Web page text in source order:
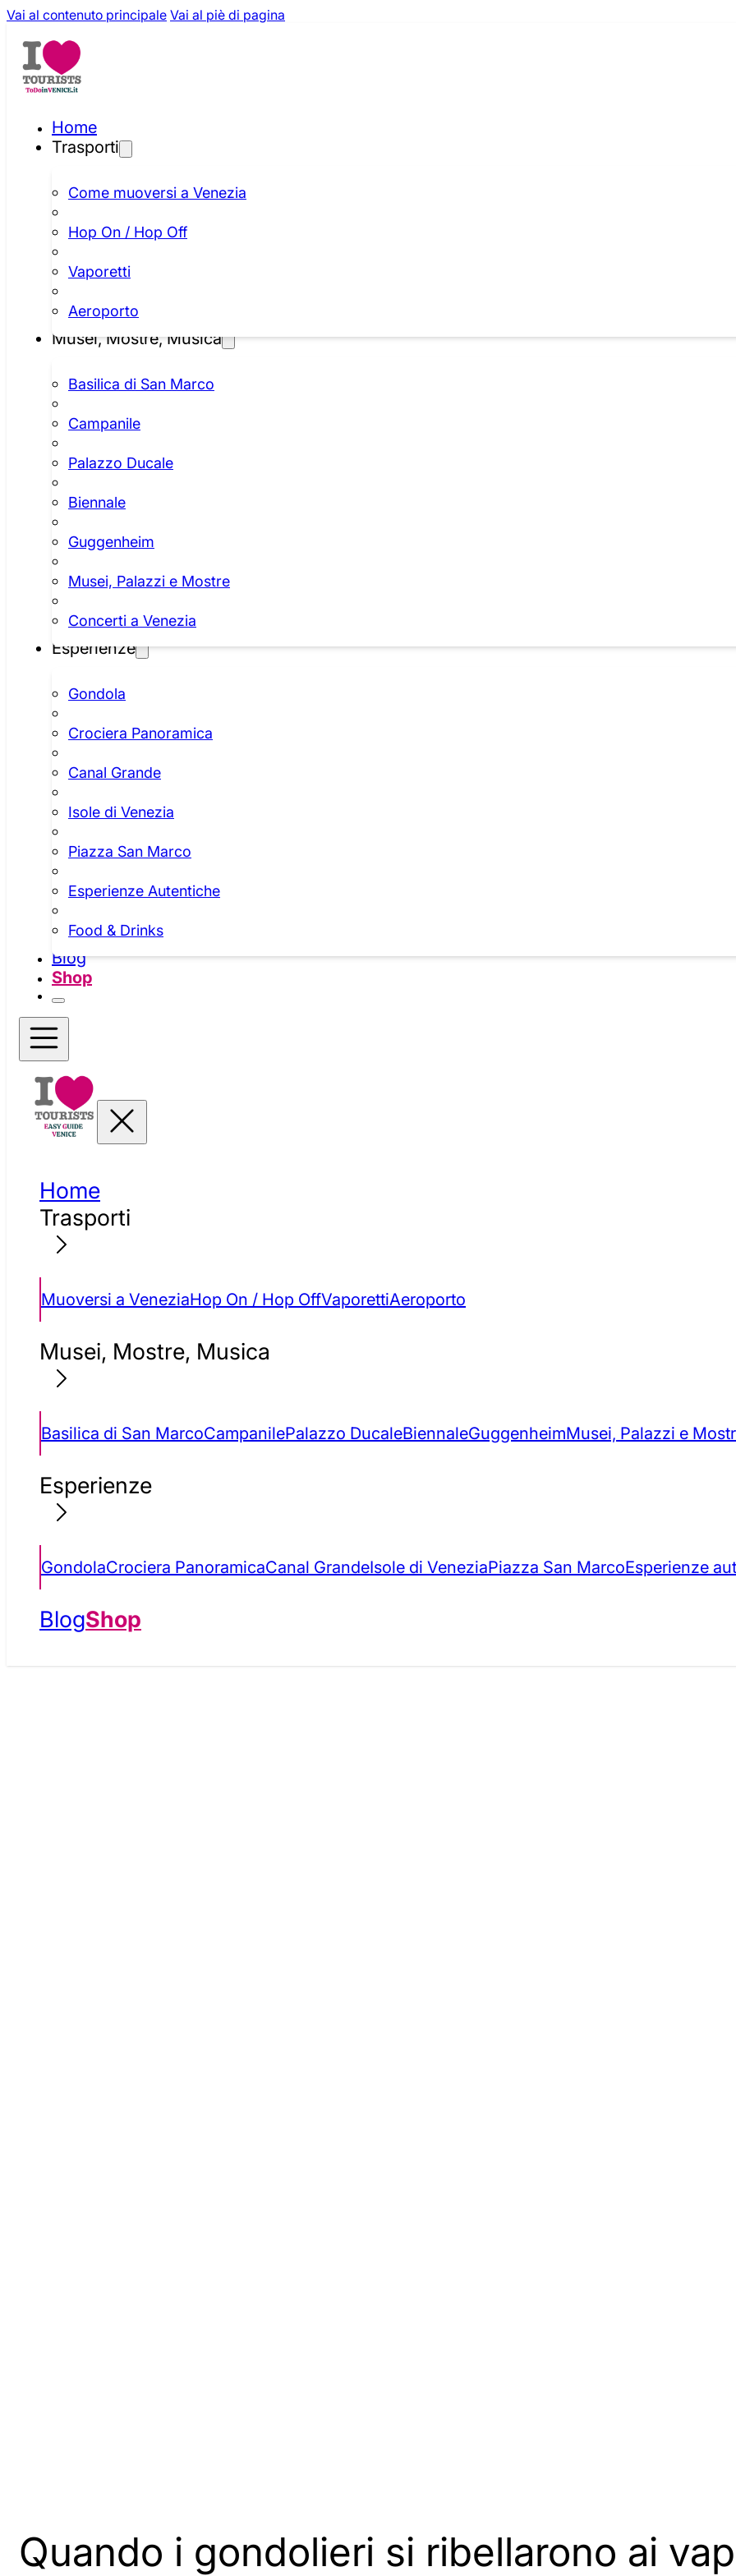
Vai al contenuto principale Vai al piè di pagina
Home
Trasporti
Come muoversi a Venezia
Hop On / Hop Off
Vaporetti
Aeroporto
Musei, Mostre, Musica
Basilica di San Marco
Campanile
Palazzo Ducale
Biennale
Guggenheim
Musei, Palazzi e Mostre
Concerti a Venezia
Esperienze
Gondola
Crociera Panoramica
Canal Grande
Isole di Venezia
Piazza San Marco
Esperienze Autentiche
Food & Drinks
Blog
Shop
Home
Trasporti
Muoversi a VeneziaHop On / Hop OffVaporettiAeroporto
Musei, Mostre, Musica
Basilica di San MarcoCampanilePalazzo DucaleBiennaleGuggenheimMusei, Palazzi e
Esperienze
GondolaCrociera PanoramicaCanal GrandeIsole di VeneziaPiazza San MarcoEsperienze
BlogShop
Quando i gondolieri si ribellarono ai